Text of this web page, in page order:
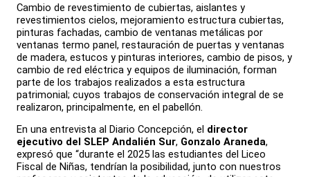
Cambio de revestimiento de cubiertas, aislantes y
revestimientos cielos, mejoramiento estructura cubiertas,
pinturas fachadas, cambio de ventanas metálicas por
ventanas termo panel, restauración de puertas y ventanas
de madera, estucos y pinturas interiores, cambio de pisos, y
cambio de red eléctrica y equipos de iluminación, forman
parte de los trabajos realizados a esta estructura
patrimonial; cuyos trabajos de conservación integral de se
realizaron, principalmente, en el pabellón.
En una entrevista al Diario Concepción, el director
ejecutivo del SLEP Andalién Sur, Gonzalo Araneda,
expresó que “durante el 2025 las estudiantes del Liceo
Fiscal de Niñas, tendrían la posibilidad, junto con nuestros